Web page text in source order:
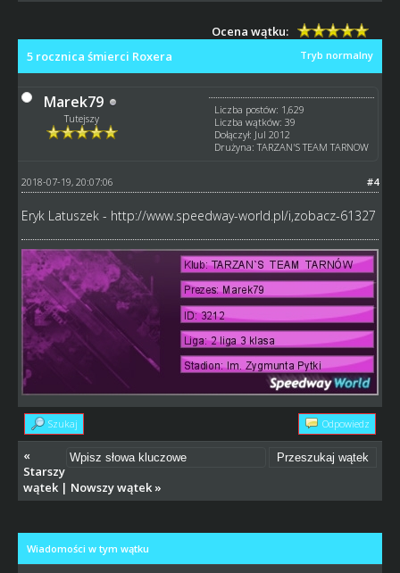
Ocena wątku:
Tryb normalny
5 rocznica śmierci Roxera
Marek79
Tutejszy
Liczba postów: 1,629
Liczba wątków: 39
Dołączył: Jul 2012
Drużyna: TARZAN'S TEAM TARNOW
#4
2018-07-19, 20:07:06
Eryk Latuszek - http://www.speedway-world.pl/i,zobacz-61327
Szukaj Odpowiedz
«
Starszy
wątek| Nowszy wątek»
Wiadomości w tym wątku